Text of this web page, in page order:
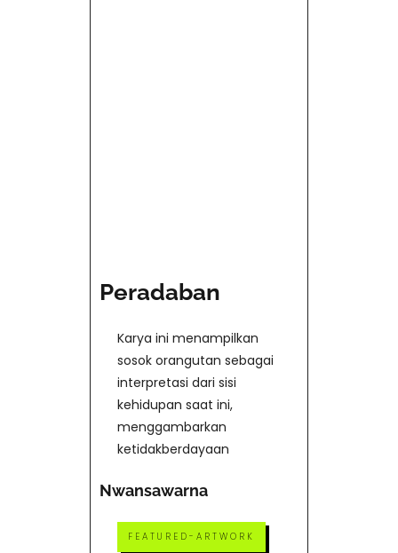
Peradaban
Karya ini menampilkan
sosok orangutan sebagai
interpretasi dari sisi
kehidupan saat ini,
menggambarkan
ketidakberdayaan
Nwansawarna
FEATURED-ARTWORK